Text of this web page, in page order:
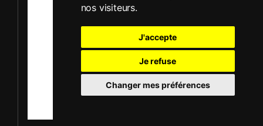
nos visiteurs.
J'accepte
Je refuse
Changer mes préférences